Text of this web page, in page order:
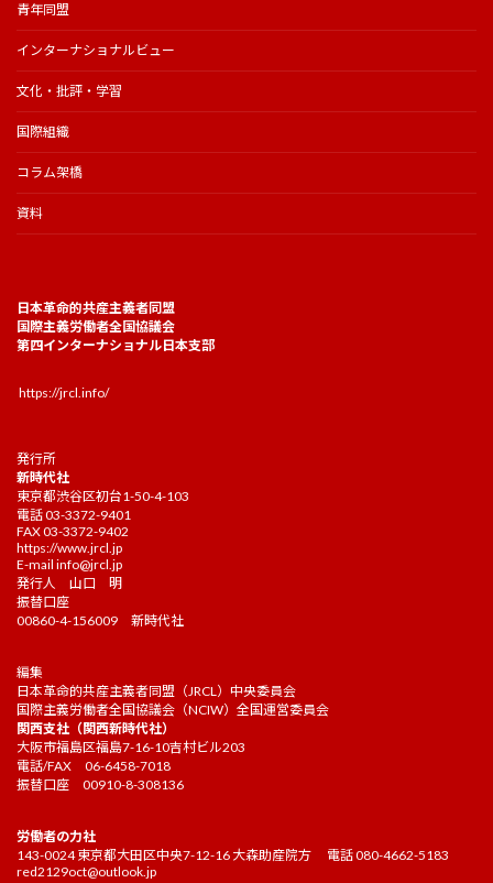
青年同盟
インターナショナルビュー
文化・批評・学習
国際組織
コラム架橋
資料
日本革命的共産主義者同盟
国際主義労働者全国協議会
第四インターナショナル日本支部
https://jrcl.info/
発行所
新時代社
東京都渋谷区初台1-50-4-103
電話 03-3372-9401
FAX 03-3372-9402
https://www.jrcl.jp
E-mail info@jrcl.jp
発行人 山口 明
振替口座
00860-4-156009 新時代社
編集
日本革命的共産主義者同盟（JRCL）中央委員会
国際主義労働者全国協議会（NCIW）全国運営委員会
関西支社（関西新時代社）
大阪市福島区福島7-16-10吉村ビル203
電話/FAX 06-6458-7018
振替口座 00910-8-308136
労働者の力社
143-0024 東京都大田区中央7-12-16 大森助産院方 電話 080-4662-5183
red2129oct@outlook.jp